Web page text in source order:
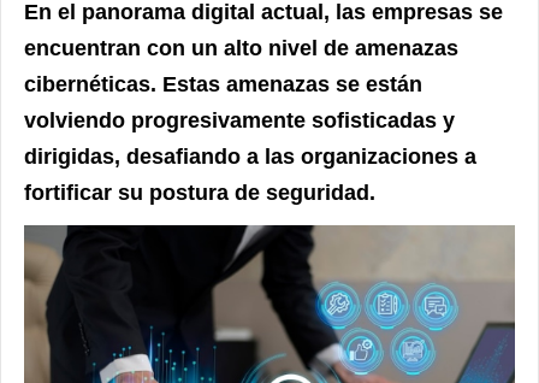
En el panorama digital actual, las empresas se
encuentran con un alto nivel de amenazas
cibernéticas. Estas amenazas se están
volviendo progresivamente sofisticadas y
dirigidas, desafiando a las organizaciones a
fortificar su postura de seguridad.